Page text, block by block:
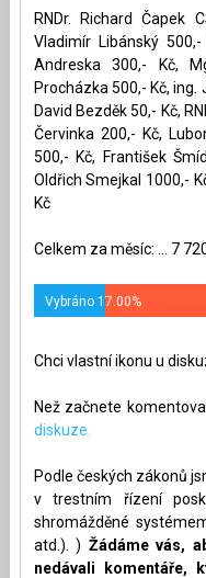
RNDr. Richard Čapek
Vladimír Libánský
Andreska 300,- Kč,
Procházka 500,- Kč, ing.
David Bezděk 50,- Kč,
Červinka 200,- Kč,
500,- Kč, František
Oldřich Smejkal 1000,-
Kč
Celkem za měsíc: ... 7
Vybráno 17.00%
Chci vlastní ikonu u
Než začnete
diskuze.
Podle českých zákonů
v trestním řízení
shromážděné
atd.). ) Žádáme vás,
nedávali komentáře,